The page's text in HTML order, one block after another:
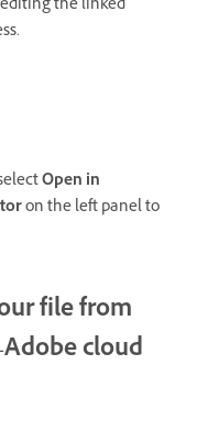
the linked
Open in
on the left panel to
file from
cloud